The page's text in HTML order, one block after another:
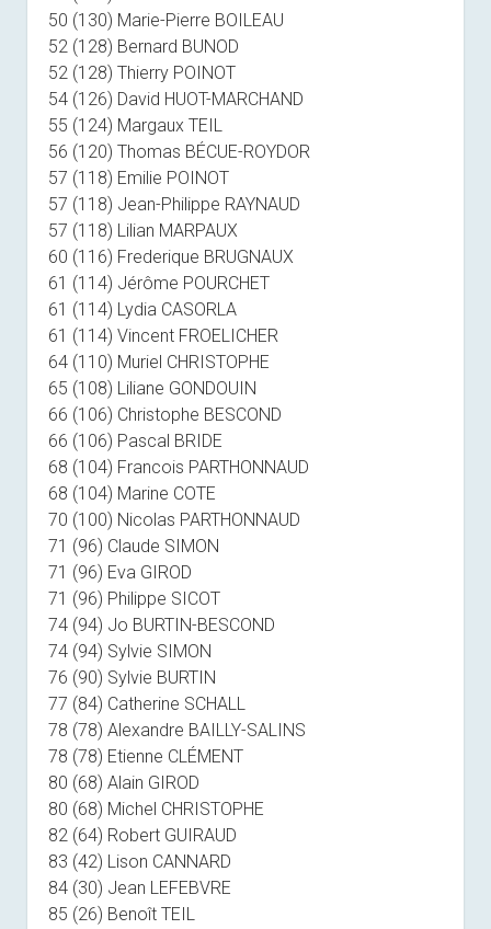
50 (130) Marie-Pierre BOILEAU
52 (128) Bernard BUNOD
52 (128) Thierry POINOT
54 (126) David HUOT-MARCHAND
55 (124) Margaux TEIL
56 (120) Thomas BÉCUE-ROYDOR
57 (118) Emilie POINOT
57 (118) Jean-Philippe RAYNAUD
57 (118) Lilian MARPAUX
60 (116) Frederique BRUGNAUX
61 (114) Jérôme POURCHET
61 (114) Lydia CASORLA
61 (114) Vincent FROELICHER
64 (110) Muriel CHRISTOPHE
65 (108) Liliane GONDOUIN
66 (106) Christophe BESCOND
66 (106) Pascal BRIDE
68 (104) Francois PARTHONNAUD
68 (104) Marine COTE
70 (100) Nicolas PARTHONNAUD
71 (96) Claude SIMON
71 (96) Eva GIROD
71 (96) Philippe SICOT
74 (94) Jo BURTIN-BESCOND
74 (94) Sylvie SIMON
76 (90) Sylvie BURTIN
77 (84) Catherine SCHALL
78 (78) Alexandre BAILLY-SALINS
78 (78) Etienne CLÉMENT
80 (68) Alain GIROD
80 (68) Michel CHRISTOPHE
82 (64) Robert GUIRAUD
83 (42) Lison CANNARD
84 (30) Jean LEFEBVRE
85 (26) Benoît TEIL